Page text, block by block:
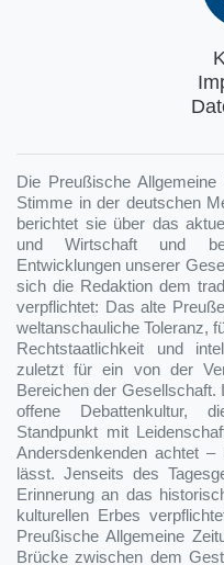
Die Preußische
Stimme in der deutschen
berichtet sie über das
und Wirtschaft und
Entwicklungen unserer
sich die Redaktion dem
verpflichtet: Das alte
weltanschauliche Toleranz,
Rechtstaatlichkeit und
zuletzt für ein von der
Bereichen der Gesellschaft.
offene Debattenkultur,
Standpunkt mit
Andersdenkenden achtet
lässt. Jenseits des
Erinnerung an das
kulturellen Erbes
Preußische Allgemeine
Brücke zwischen dem